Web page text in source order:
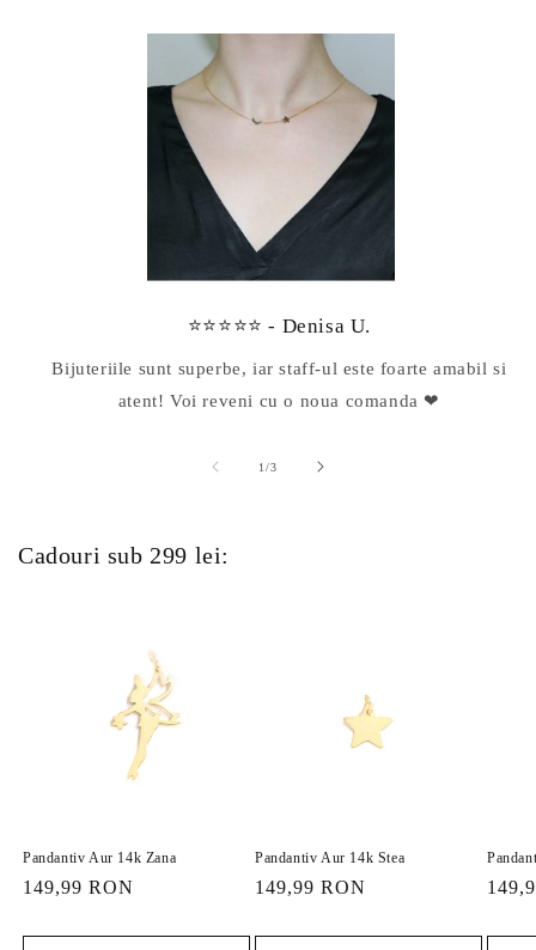
⭐⭐⭐⭐⭐ - Denisa U.
Bijuteriile sunt superbe, iar staff-ul este foarte amabil si
atent! Voi reveni cu o noua comanda ❤
1/din
3
Cadouri sub 299 lei:
Pandantiv Aur 14k Zana
Preț
149,99 RON
Pandantiv Aur 14k Stea
Preț
149,99 RON
Preț